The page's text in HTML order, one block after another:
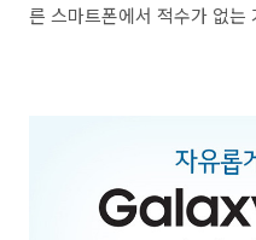
른 스마트폰에서 적수가 없는